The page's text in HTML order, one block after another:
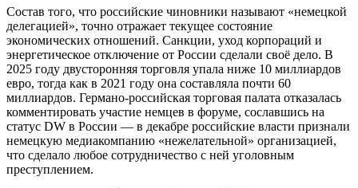
Состав того, что российские чиновники называют «немецкой
делегацией», точно отражает текущее состояние
экономических отношений. Санкции, уход корпораций и
энергетическое отключение от России сделали своё дело. В
2025 году двусторонняя торговля упала ниже 10 миллиардов
евро, тогда как в 2021 году она составляла почти 60
миллиардов. Германо-российская торговая палата отказалась
комментировать участие немцев в форуме, сославшись на
статус DW в России — в декабре российские власти признали
немецкую медиакомпанию «нежелательной» организацией,
что сделало любое сотрудничество с ней уголовным
преступлением.